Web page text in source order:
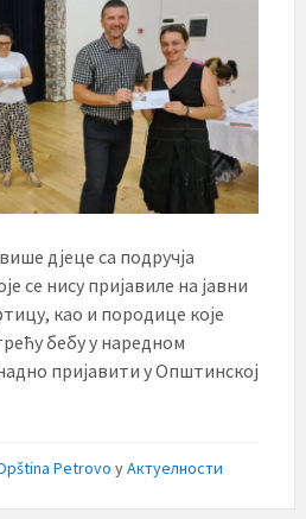
дјеце са подручја
се нису пријавиле на јавни
као и породице које
бебу у наредном
пријавити у Општинској
Petrovo уАктуелности